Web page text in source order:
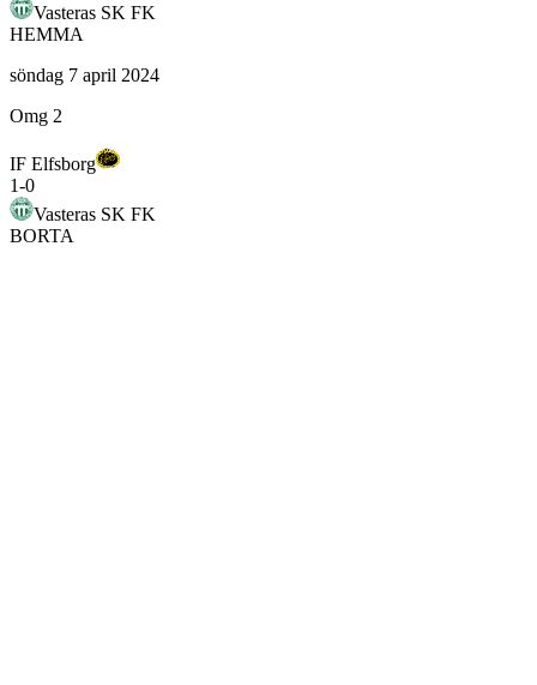
Vasteras SK FK
HEMMA
söndag 7 april 2024
Omg 2
IF Elfsborg
1-0
Vasteras SK FK
BORTA